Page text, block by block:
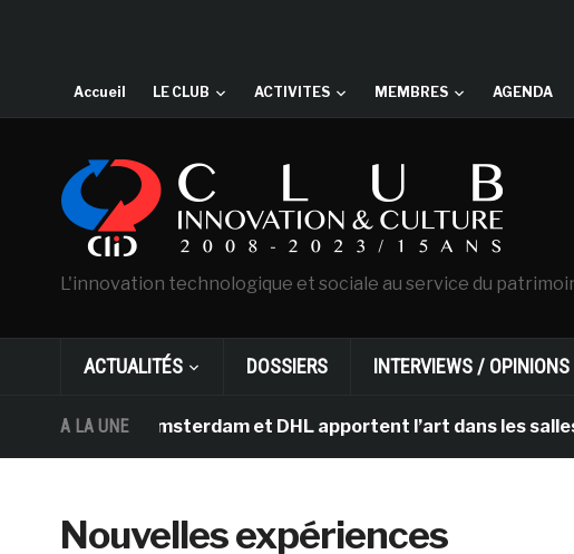
Accueil LE CLUB ACTIVITES MEMBRES AGENDA
L'innovation technologique et sociale au service du
ACTUALITÉS DOSSIERS INTERVIEWS / OPINIONS
A LA UNE
Gogh d’Amsterdam et DHL apportent l’art dans les salles de
Nouvelles expériences